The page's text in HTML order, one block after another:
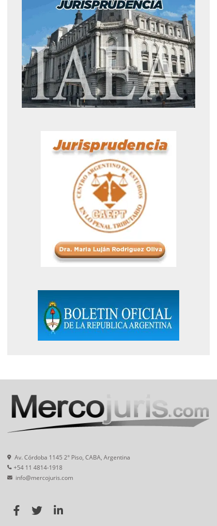
Av. Córdoba 1145 2° Piso, CABA, Argentina
+54 11 4814-1918
info@mercojuris.com